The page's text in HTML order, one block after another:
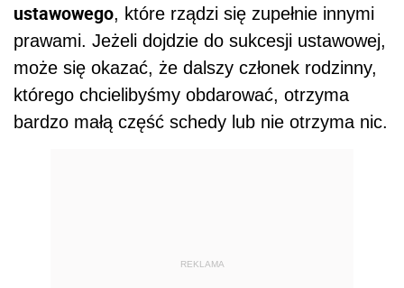
ustawowego, które rządzi się zupełnie innymi
prawami. Jeżeli dojdzie do sukcesji ustawowej,
może się okazać, że dalszy członek rodzinny,
którego chcielibyśmy obdarować, otrzyma
bardzo małą część schedy lub nie otrzyma nic.
REKLAMA